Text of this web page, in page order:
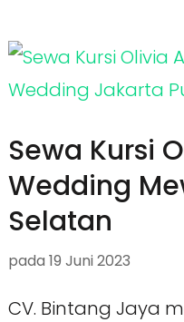
Sewa Kursi
Wedding
Selatan
pada 19 Juni 2023
CV. Bintang Jaya